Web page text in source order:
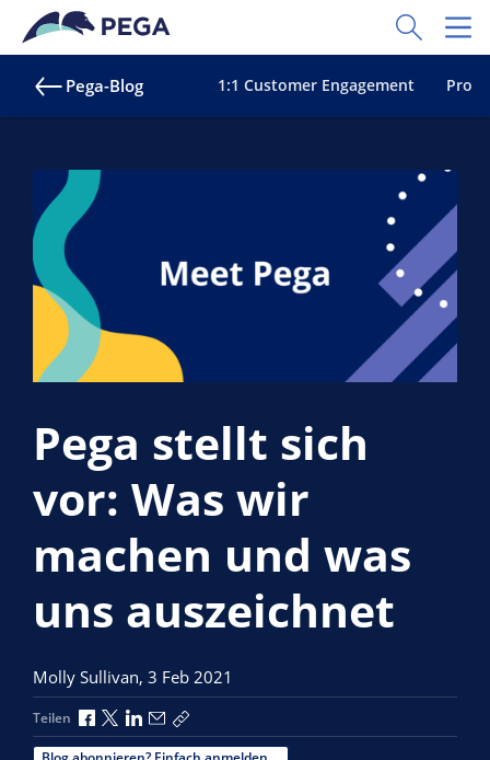
Zum Hauptinhalt wechseln
Toggle
Pega-Blog 1:1 Customer Engagement
Pega stellt sich
vor: Was wir
machen und was
uns auszeichnet
Molly Sullivan, 3 Feb 2021
Teilen Über Facebook teilen
Über X teilen
Über LinkedIn teilen
Über E-Mail teilen
Link zum Teilen kopieren